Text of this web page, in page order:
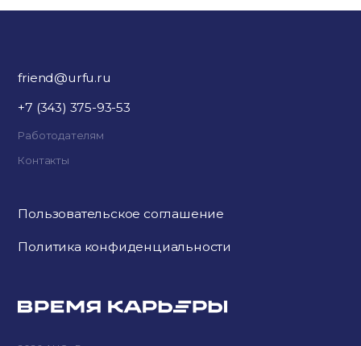
friend@urfu.ru
+7 (343) 375-93-53
Работодателям
Контакты
Пользовательское соглашение
Политика конфиденциальности